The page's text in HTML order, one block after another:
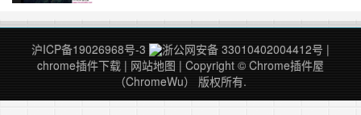
管理与历史记……继续阅读 »
沪ICP备19026968号-3
浙公网安备 33010402004412号 |
chrome插件下载 | 网站地图 | Copyright © Chrome插件屋
（ChromeWu） 版权所有.